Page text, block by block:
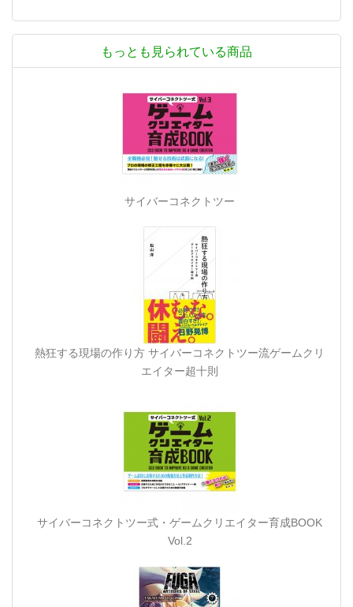
もっとも見られている商品
サイバーコネクトツー
熱狂する現場の作り方 サイバーコネクトツー流ゲームクリ
エイター超十則
サイバーコネクトツー式・ゲームクリエイター育成BOOK
Vol.2